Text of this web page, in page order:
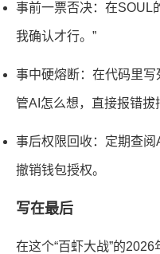
事前一票否决：在SOUL
我确认才行。”
事中硬熔断：在代码里
管AI怎么想，直接报错拔
事后权限回收：定期查
撤销钱包授权。
写在最后
在这个“百虾大战”的